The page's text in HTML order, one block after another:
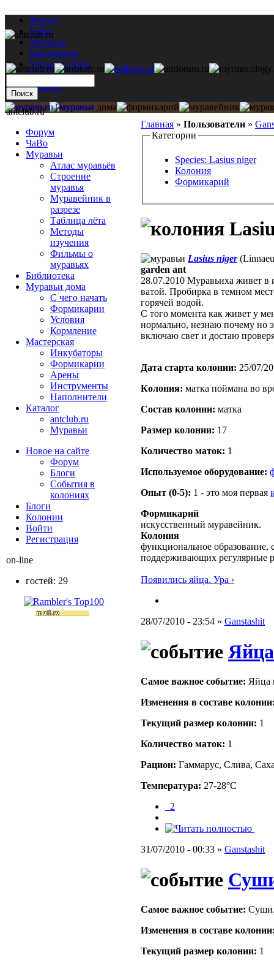
Форум
ЧаВо
Муравьи
Библиотека
Муравьи дома
Мастерская
Каталог
Главная » Пользователи »
Категории
Species: Lasius niger
Колония
Формикарий
Lasius niger
garden ant
28.07.2010 Муравьиха живет в
ватой. Пробирка в темном
горячей водой.
С того момента как живет у
нормально, незнаю почему но
включаю свет и достаю
Дата старта кoлонии: 25/07/
Кoлония: матка поймана во
Состав кoлонии: матка
Размер кoлонии: 17
Количество маток: 1
Используемое оборудование:
Опыт (0-5): 1 - это моя первая
Формикарий
искусственный муравейник.
Колония
функциональное образование,
поддерживающих регулярные
Появились яйца. Ура ›
28/07/2010 - 23:54 » Ganstashit
Самое важное событие: Яйца
Изменения в составе
Текущий размер кoлонии: 1
Количество маток: 1
Рацион: Гаммарус, Слива,
Температура: 27-28°C
_2
31/07/2010 - 00:33 » Ganstashit
Самое важное событие:
Изменения в составе
Текущий размер кoлонии: 1
antclub.ru
Форум
ЧаВо
Муравьи
Атлас муравьёв
Строение
муравья
Муравейник в
разрезе
Таблица лёта
Методы
изучения
Фильмы о
муравьях
Библиотека
Муравьи дома
С чего начать
Формикарии
Условия
Кормление
Мастерская
Инкубаторы
Формикарии
Арены
Инструменты
Наполнители
Каталог
antclub.ru
Муравьи
Новое на сайте
Форум
Блоги
События в
колониях
Блоги
Колонии
Войти
Peгиcтpaция
on-line
гостей: 29